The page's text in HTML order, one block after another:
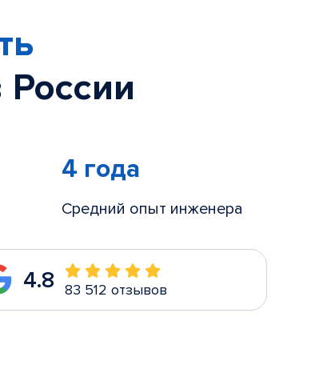
4 года
Средний опыт инженера
4.8 83 512 отзывов